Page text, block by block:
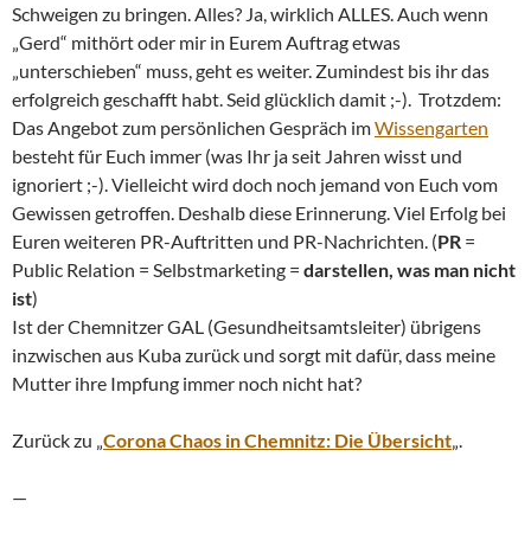
Schweigen zu bringen. Alles? Ja, wirklich ALLES. Auch wenn
„Gerd“ mithört oder mir in Eurem Auftrag etwas
„unterschieben“ muss, geht es weiter. Zumindest bis ihr das
erfolgreich geschafft habt. Seid glücklich damit ;-). Trotzdem:
Das Angebot zum persönlichen Gespräch imWissengarten
besteht für Euch immer (was Ihr ja seit Jahren wisst und
ignoriert ;-). Vielleicht wird doch noch jemand von Euch vom
Gewissen getroffen. Deshalb diese Erinnerung. Viel Erfolg bei
Euren weiteren PR-Auftritten und PR-Nachrichten. (PR =
Public Relation = Selbstmarketing = darstellen, was man nicht
ist)
Ist der Chemnitzer GAL (Gesundheitsamtsleiter) übrigens
inzwischen aus Kuba zurück und sorgt mit dafür, dass meine
Mutter ihre Impfung immer noch nicht hat?
Zurück zu „ Corona Chaos in Chemnitz: Die Übersicht
—